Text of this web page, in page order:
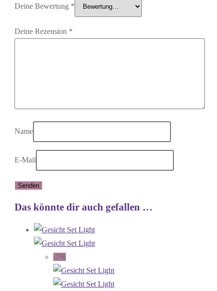
Deine Bewertung *
Deine Rezension *
Name
E-Mail
Das könnte dir auch gefallen …
-7%